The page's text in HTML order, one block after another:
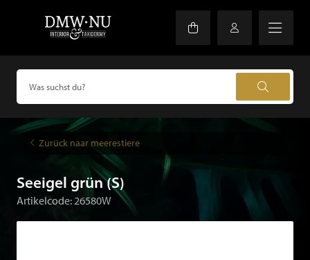
Zurück naar meerestiere
Seeigel grün (S)
Artikelcode: 26580W